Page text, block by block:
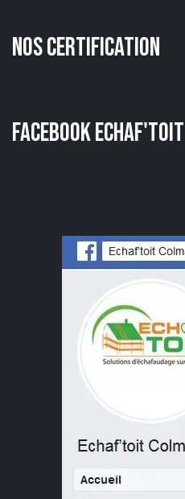
Nos certification
Facebook Echaf'toit